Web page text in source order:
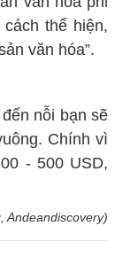
thể hiện,
văn hóa”.
nỗi bạn sẽ
Chính vì
- 500 USD,
Andeandiscovery)